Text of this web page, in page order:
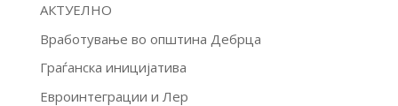
АКТУЕЛНО
Вработување во општина Дебрца
Граѓанска иницијатива
Евроинтеграции и Лер